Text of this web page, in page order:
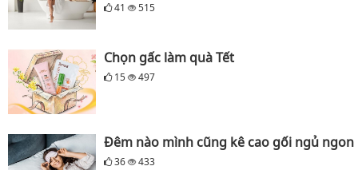
41 515
Chọn gấc làm quà Tết
15 497
Đêm nào mình cũng kê cao gối ngủ ngon
36 433